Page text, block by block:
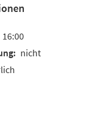
16:00
nicht